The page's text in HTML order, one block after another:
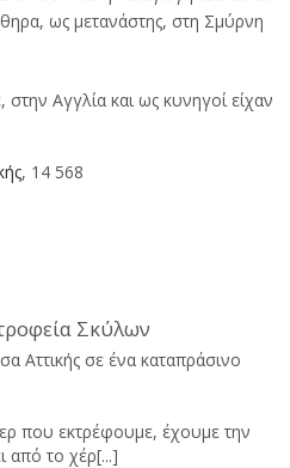
ως μετανάστης, στη Σμύρνη
Αγγλία και ως κυνηγοί είχαν
, 14 568
Σκύλων
Αττικής σε ένα καταπράσινο
που εκτρέφουμε, έχουμε την
από το χέρ[...]